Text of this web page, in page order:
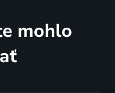
mohlo